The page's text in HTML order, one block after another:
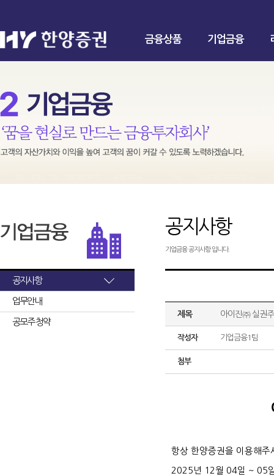
금융상품 기업금융
공지사항
업무안내
공모주 청약
공지사항
기업금융 공지사항 입니다.
제목 아이진㈜ 실권
작성자 기업금융1팀
첨부
항상 한양증권을 이용해
2025년 12월 04일 ~ 05